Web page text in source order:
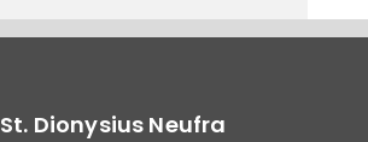
St. Dionysius Neufra